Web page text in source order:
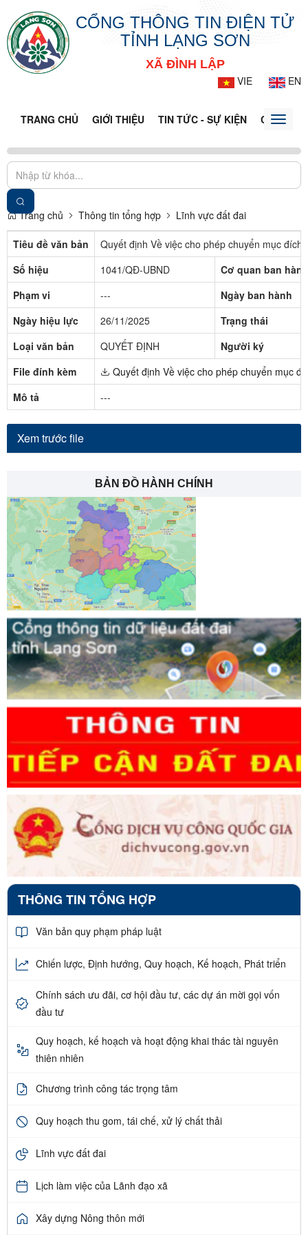
CỔNG THÔNG TIN ĐIỆN TỬ
TỈNH LẠNG SƠN
XÃ ĐÌNH LẬP
VIE
EN
TRANG CHỦ GIỚI THIỆU TIN TỨC - SỰ KIỆN CỔNGToggle
Trang chủ Thông tin tổng hợp Lĩnh vực đất đai
Tiêu đề văn bản
Quyết định Về việc cho phép chuyển mục
Số hiệu
1041/QĐ-UBND
Cơ quan ban hành
Phạm vi
---
Ngày ban hành
Ngày hiệu lực
26/11/2025
Trạng thái
Loại văn bản
QUYẾT ĐỊNH
Người ký
File đính kèm
Quyết định Về việc cho phép chuyển mục
Mô tả
---
Xem trước file
BẢN ĐỒ HÀNH CHÍNH
THÔNG TIN TỔNG HỢP
Văn bản quy phạm pháp luật
Chiến lược, Định hướng, Quy hoạch, Kế hoạch, Phát triển
Chính sách ưu đãi, cơ hội đầu tư, các dự án mời gọi vốn
đầu tư
Quy hoạch, kế hoạch và hoạt động khai thác tài nguyên
thiên nhiên
Chương trình công tác trọng tâm
Quy hoạch thu gom, tái chế, xử lý chất thải
Lĩnh vực đất đai
Lịch làm việc của Lãnh đạo xã
Xây dựng Nông thôn mới